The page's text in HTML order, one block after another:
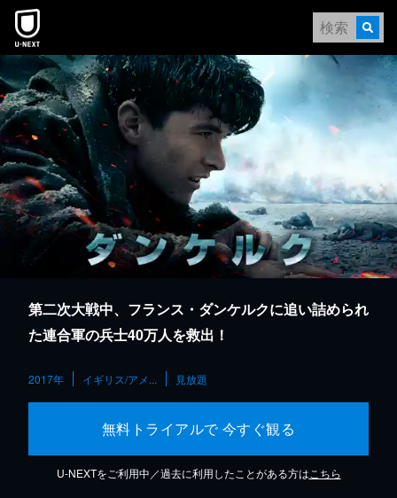
本文へスキップ
第二次大戦中、フランス・ダンケルクに追い詰められ
た連合軍の兵士40万人を救出！
2017年 イギリス/アメ... 見放題
無料トライアルで 今すぐ観る
U-NEXTをご利用中／過去に利用したことがある方は こちら